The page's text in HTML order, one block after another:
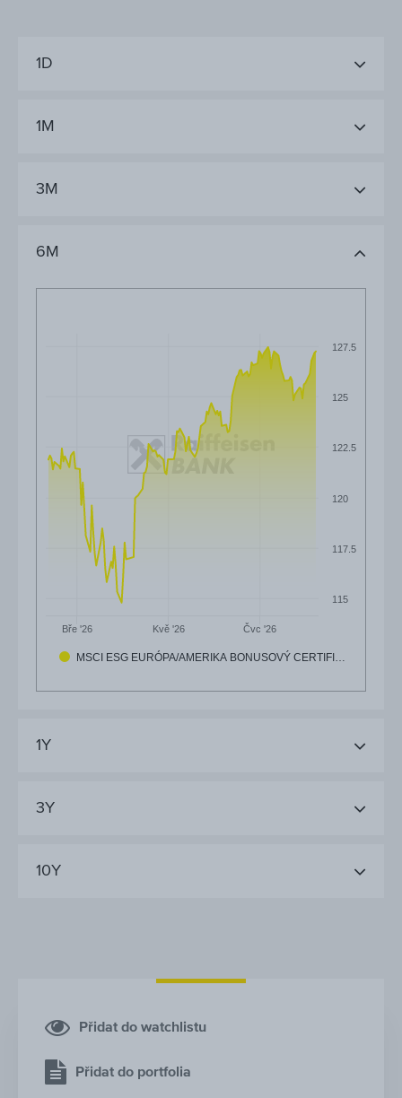
1D
1M
3M
6M
MSCI ESG EURÓPA/AMERIKA BONUSOVÝ CERTIFI…
Bře '26 Kvě '26 Čvc '26
115
117.5
120
122.5
125
127.5
1Y
3Y
10Y
Přidat do watchlistu
Přidat do portfolia